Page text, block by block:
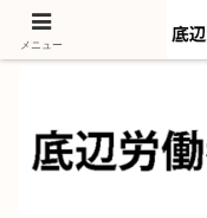
独身底辺おじさん
メニュー